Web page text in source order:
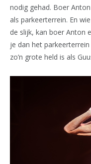
nodig gehad. Boer
als parkeerterrein. En
de slijk, kan boer Anton
je dan het
zo’n grote held is als